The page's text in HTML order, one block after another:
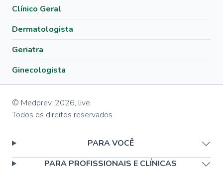
Clínico Geral
Dermatologista
Geriatra
Ginecologista
© Medprev, 2026, live
Todos os direitos reservados
PARA VOCÊ
PARA PROFISSIONAIS E CLÍNICAS